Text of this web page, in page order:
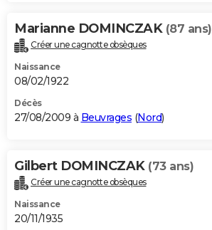
Marianne DOMINCZAK (87 ans)
Créer une cagnotte obsèques
Naissance
08/02/1922
Décès
27/08/2009 à Beuvrages (Nord)
Gilbert DOMINCZAK (73 ans)
Créer une cagnotte obsèques
Naissance
20/11/1935